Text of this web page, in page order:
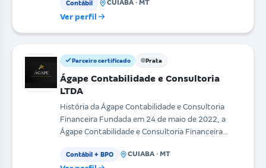
Contábil CUIABA · MT
Ver perfil
Parceiro certificado Prata
Ágape Contabilidade e Consultoria
LTDA
História da Ágape Contabilidade e Consultoria
Financeira Fundada em 24 de maio de 2022, a
Ágape Contabilidade e Consultoria Financeira
Contábil + BPO CUIABA · MT